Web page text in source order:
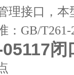
理接口，
：GB/
05117